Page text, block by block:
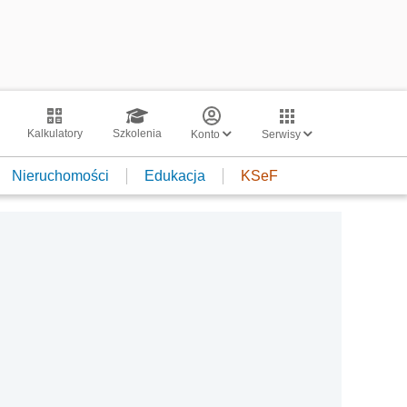
Kalkulatory Szkolenia Konto Serwisy
Nieruchomości Edukacja KSeF